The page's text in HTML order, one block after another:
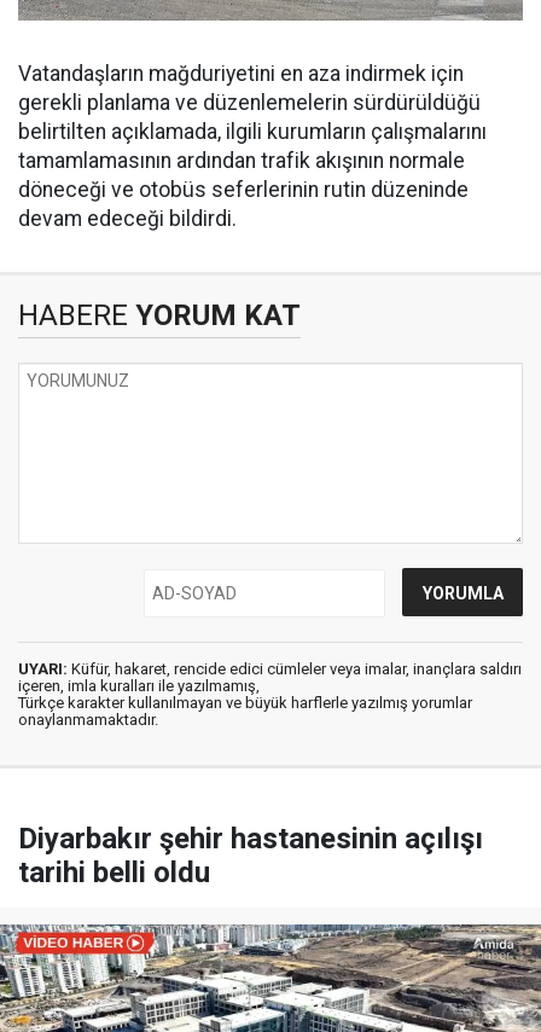
Vatandaşların mağduriyetini en aza indirmek için
gerekli planlama ve düzenlemelerin sürdürüldüğü
belirtilten açıklamada, ilgili kurumların çalışmalarını
tamamlamasının ardından trafik akışının normale
döneceği ve otobüs seferlerinin rutin düzeninde
devam edeceği bildirdi.
HABERE YORUM KAT
UYARI: Küfür, hakaret, rencide edici cümleler veya imalar, inançlara saldırı
içeren, imla kuralları ile yazılmamış,
Türkçe karakter kullanılmayan ve büyük harflerle yazılmış yorumlar
onaylanmamaktadır.
Diyarbakır şehir hastanesinin açılışı
tarihi belli oldu